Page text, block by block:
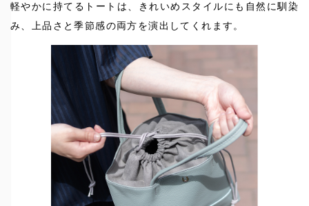
軽やかに持てるトートは、きれいめスタイルにも自然に馴染
み、上品さと季節感の両方を演出してくれます。